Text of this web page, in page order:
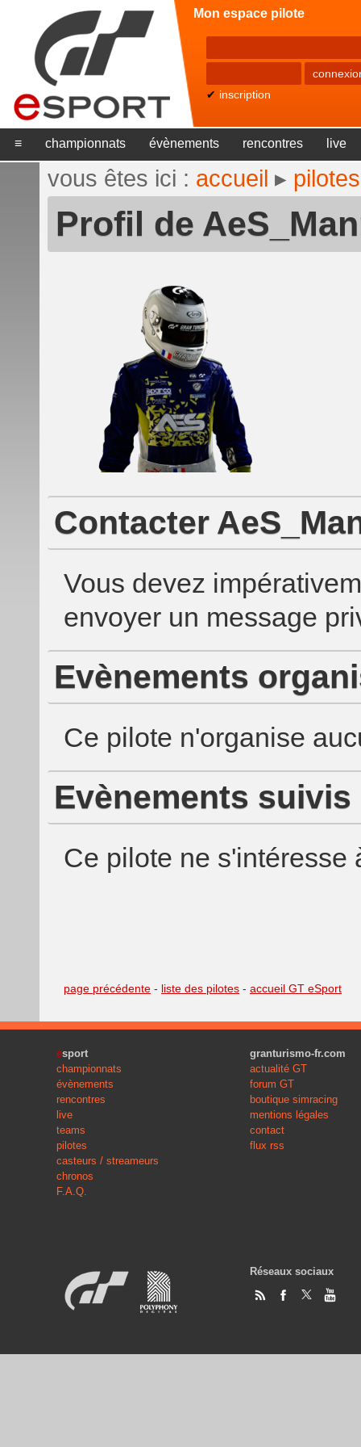
Mon espace pilote
✔ inscription
≡ championnats évènements rencontres live
vous êtes ici : accueil ▸ pilotes
Profil de
Contacter
Vous devez
envoyer un message
Evènements
Ce pilote n'organise
Evènements
Ce pilote ne s'intéresse
page précédente - liste des pilotes - accueil GT eSport
esport
championnats
évènements
rencontres
live
teams
pilotes
casteurs / streameurs
chronos
F.A.Q.
granturismo-fr.com
actualité GT
forum GT
boutique simracing
mentions légales
contact
flux rss
Réseaux sociaux